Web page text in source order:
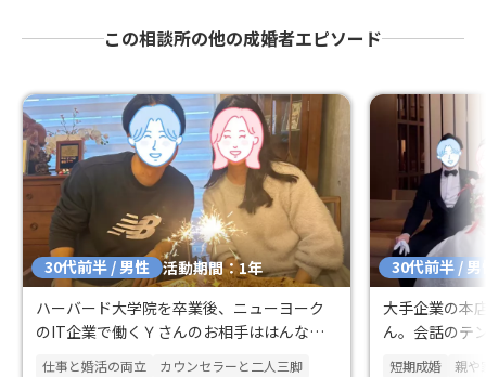
この相談所の他の成婚者エピソード
30代前半 / 男性 活動期間：1年
ハーバード大学院を卒業後、ニューヨーク
のIT企業で働くＹさんのお相手ははんなり
とした京美人さんでした
仕事と婚活の両立
カウンセラーと二人三脚
30代前半 / 男
大手企業の本
ん。会話のテ
出会いました
短期成婚
親や